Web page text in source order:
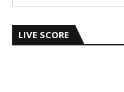
LIVE SCORE